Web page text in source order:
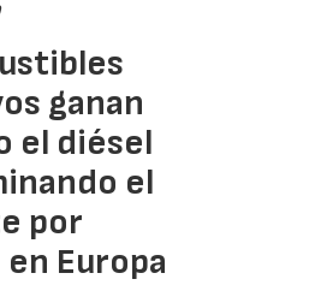
ganan
el diésel
el
por
Europa